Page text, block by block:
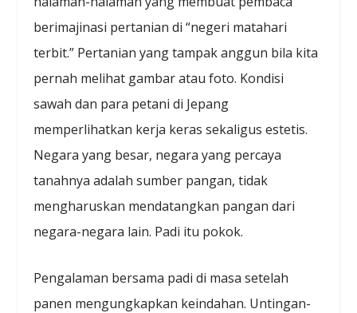
berimajinasi pertanian di “negeri matahari
terbit.” Pertanian yang tampak anggun bila kita
pernah melihat gambar atau foto. Kondisi
sawah dan para petani di Jepang
memperlihatkan kerja keras sekaligus estetis.
Negara yang besar, negara yang percaya
tanahnya adalah sumber pangan, tidak
mengharuskan mendatangkan pangan dari
negara-negara lain. Padi itu pokok.
Pengalaman bersama padi di masa setelah
panen mengungkapkan keindahan. Untingan-